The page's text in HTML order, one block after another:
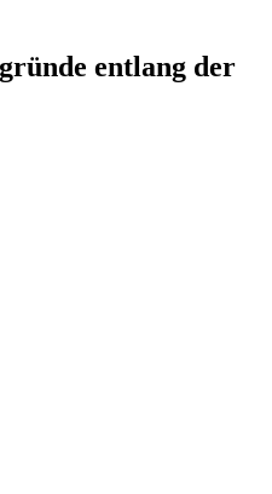
entlang der